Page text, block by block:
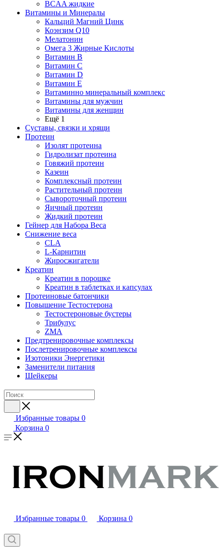
BCAA жидкие
Витамины и Минералы
Кальций Магний Цинк
Коэнзим Q10
Мелатонин
Омега 3 Жирные Кислоты
Витамин B
Витамин C
Витамин D
Витамин E
Витаминно минеральный комплекс
Витамины для мужчин
Витамины для женщин
Ещё 1
Суставы, связки и хрящи
Протеин
Изолят протеина
Гидролизат протеина
Говяжий протеин
Казеин
Комплексный протеин
Растительный протеин
Сывороточный протеин
Яичный протеин
Жидкий протеин
Гейнер для Набора Веса
Снижение веса
CLA
L-Карнитин
Жиросжигатели
Креатин
Креатин в порошке
Креатин в таблетках и капсулах
Протеиновые батончики
Повышение Тестостерона
Тестостероновые бустеры
Трибулус
ZMA
Предтренировочные комплексы
Послетренировочные комплексы
Изотоники Энергетики
Заменители питания
Шейкеры
Избранные товары 0
Корзина 0
Избранные товары 0 Корзина 0